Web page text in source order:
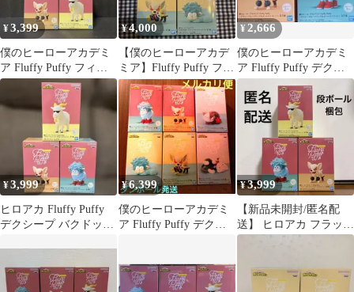
¥3,399
僕のヒーローアカデミ
ア Fluffy Puffy フィギ
ュア 全3種コンプ
¥4,000
【僕のヒーローアカデ
ミア】Fluffy Puffy フィ
ギュア 3体セット
¥2,666
僕のヒーローアカデミ
ア Fluffy Puffy デクシ
ープ バクドッグ
¥3,999
ヒロアカ Fluffy Puffy
デクシープ バクドッグ
¥6,399
僕のヒーローアカデミ
ア Fluffy Puffy デクシ
¥3,999
【新品未開封/匿名配
送】 ヒロアカ フラッフ
ィーパフィー フィギュ